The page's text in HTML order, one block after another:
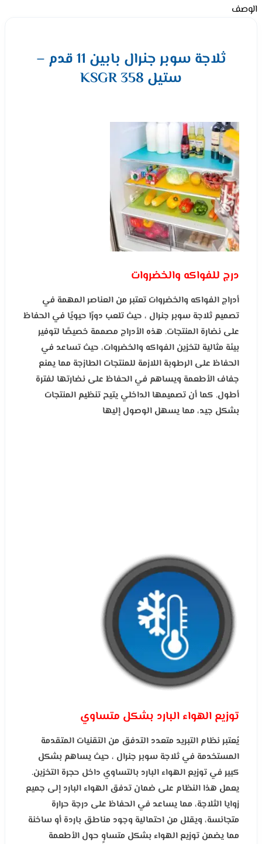
الوصف
ثلاجة سوبر جنرال بابين 11 قدم –
ستيل KSGR 358
درج للفواكه والخضروات
أدراج الفواكه والخضروات تعتبر من العناصر المهمة في
تصميم ثلاجة سوبر جنرال ، حيث تلعب دورًا حيويًا في الحفاظ
على نضارة المنتجات. هذه الأدراج مصممة خصيصًا لتوفير
بيئة مثالية لتخزين الفواكه والخضروات، حيث تساعد في
الحفاظ على الرطوبة اللازمة للمنتجات الطازجة مما يمنع
جفاف الأطعمة ويساهم في الحفاظ على نضارتها لفترة
أطول. كما أن تصميمها الداخلي يتيح تنظيم المنتجات
بشكل جيد، مما يسهل الوصول إليها
توزيع الهواء البارد بشكل متساوي
يُعتبر نظام التبريد متعدد التدفق من التقنيات المتقدمة
المستخدمة في ثلاجة سوبر جنرال ، حيث يساهم بشكل
كبير في توزيع الهواء البارد بالتساوي داخل حجرة التخزين.
يعمل هذا النظام على ضمان تدفق الهواء البارد إلى جميع
زوايا الثلاجة، مما يساعد في الحفاظ على درجة حرارة
متجانسة، ويقلل من احتمالية وجود مناطق باردة أو ساخنة
مما يضمن توزيع الهواء بشكل متساوٍ حول الأطعمة